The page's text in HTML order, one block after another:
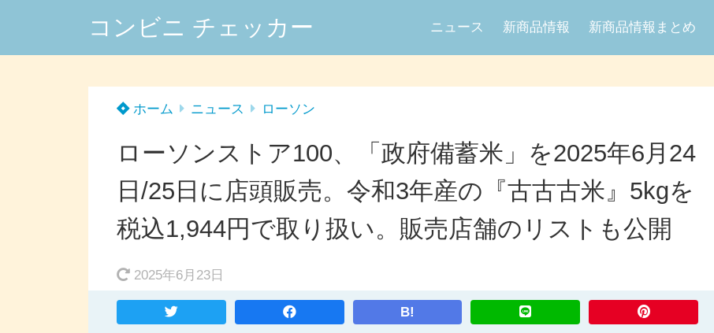
コンビニ チェッカー ニュース 新商品情報 新商品情報まとめ
ホーム ニュース ローソン
ローソンストア100、「政府備蓄米」を2025年6月24
日/25日に店頭販売。令和3年産の『古古古米』5kgを
税込1,944円で取り扱い。販売店舗のリストも公開
2025年6月23日
B!